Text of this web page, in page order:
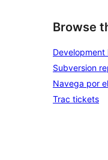
Browse
Development
Subversion
Navega por
Trac tickets